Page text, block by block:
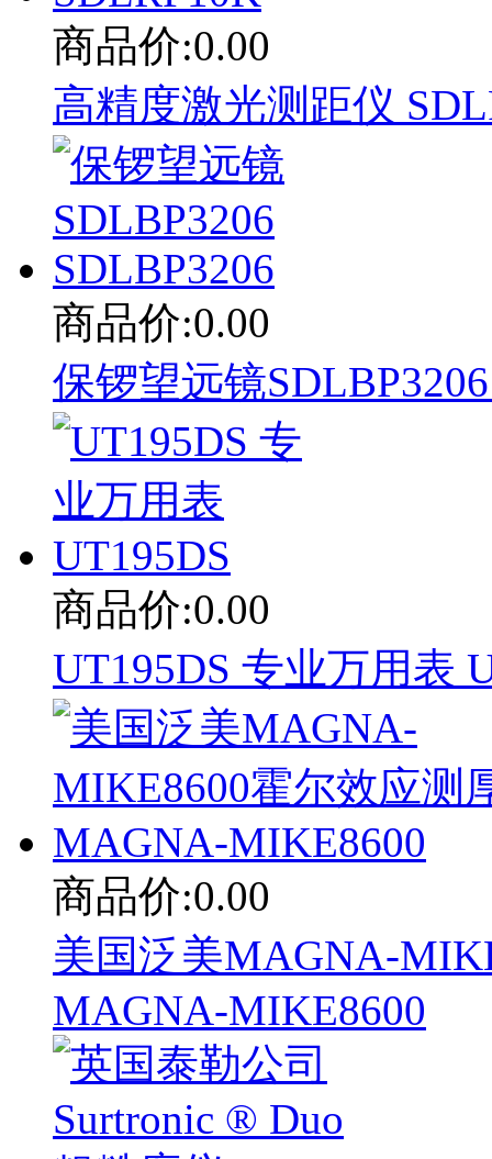
商品价:0.00
高精度激光测距仪
商品价:0.00
保锣望远镜
商品价:0.00
UT195DS 专业万用表
商品价:0.00
美国泛美MAGNA-
MAGNA-MIKE8600